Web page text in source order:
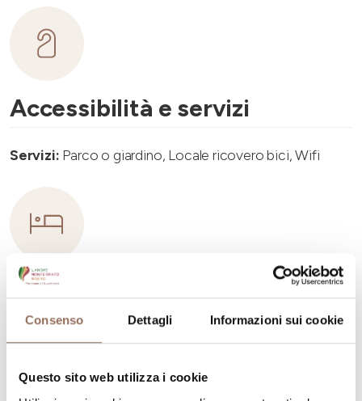
Consenso Dettagli Informazioni sui cookie
Questo sito web utilizza i cookie
Accessibilità e servizi
Servizi: Parco o giardino, Locale ricovero bici, Wifi
Capacità ricettiva
Numero letti: